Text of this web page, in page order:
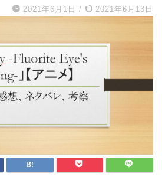
2021年6月1日 / 2021年6月13日